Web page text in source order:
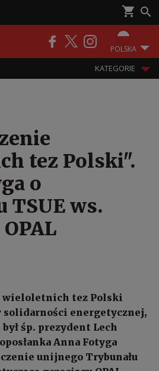
POLSKA
KATEGORIE
tez Polski".
o
TSUE ws.
wieloletnich tez Polski
solidarności energetycznej,
śp. prezydent Lech
Anna Fotyga
unijnego Trybunału